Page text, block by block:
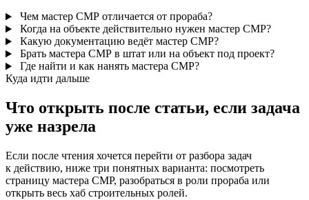
Чем мастер СМР отличается от прораба?
Когда на объекте действительно нужен мастер СМР?
Какую документацию ведёт мастер СМР?
Брать мастера СМР в штат или на объект под проект?
Где найти и как нанять мастера СМР?
Куда идти дальше
Что открыть после статьи, если задача
уже назрела
Если после чтения хочется перейти от разбора задач
к действию, ниже три понятных варианта: посмотреть
страницу мастера СМР, разобраться в роли прораба или
открыть весь хаб строительных ролей.